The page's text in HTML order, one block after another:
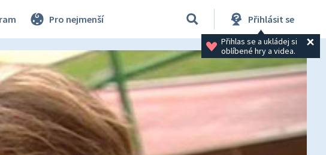
Pro nejmenší Přihlásit se
Přihlas se a ukládej si
oblíbené hry a videa.